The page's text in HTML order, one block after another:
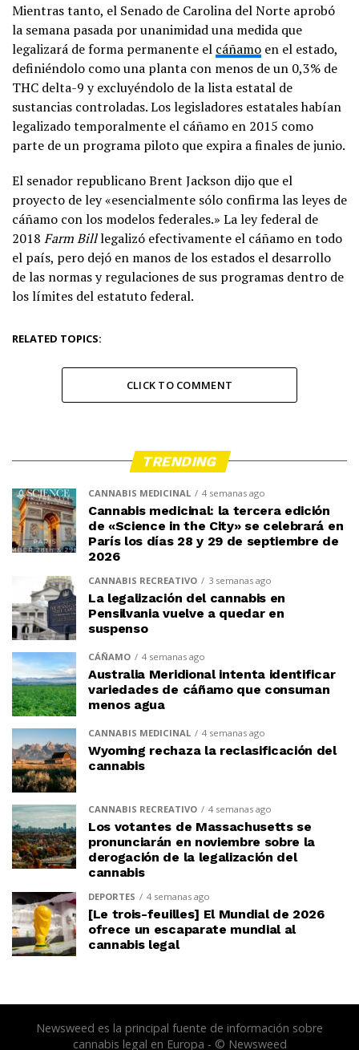
Mientras tanto, el Senado de Carolina del Norte aprobó
la semana pasada por unanimidad una medida que
legalizará de forma permanente el cáñamo en el estado,
definiéndolo como una planta con menos de un 0,3% de
THC delta-9 y excluyéndolo de la lista estatal de
sustancias controladas. Los legisladores estatales habían
legalizado temporalmente el cáñamo en 2015 como
parte de un programa piloto que expira a finales de junio.
El senador republicano Brent Jackson dijo que el
proyecto de ley «esencialmente sólo confirma las leyes de
cáñamo con los modelos federales.» La ley federal de
2018 Farm Billlegalizó efectivamente el cáñamo en todo
el país, pero dejó en manos de los estados el desarrollo
de las normas y regulaciones de sus programas dentro de
los límites del estatuto federal.
RELATED TOPICS:
CLICK TO COMMENT
TRENDING
CANNABIS MEDICINAL 4 semanas ago
Cannabis medicinal: la tercera edición
de «Science in the City» se celebrará en
París los días 28 y 29 de septiembre de
2026
CANNABIS RECREATIVO 3 semanas ago
La legalización del cannabis en
Pensilvania vuelve a quedar en
suspenso
CÁÑAMO 4 semanas ago
Australia Meridional intenta identificar
variedades de cáñamo que consuman
menos agua
CANNABIS MEDICINAL 4 semanas ago
Wyoming rechaza la reclasificación del
cannabis
CANNABIS RECREATIVO 4 semanas ago
Los votantes de Massachusetts se
pronunciarán en noviembre sobre la
derogación de la legalización del
cannabis
DEPORTES 4 semanas ago
[Le trois-feuilles] El Mundial de 2026
ofrece un escaparate mundial al
cannabis legal
Newsweed es la principal fuente de información sobre
cannabis legal en Europa - © Newsweed